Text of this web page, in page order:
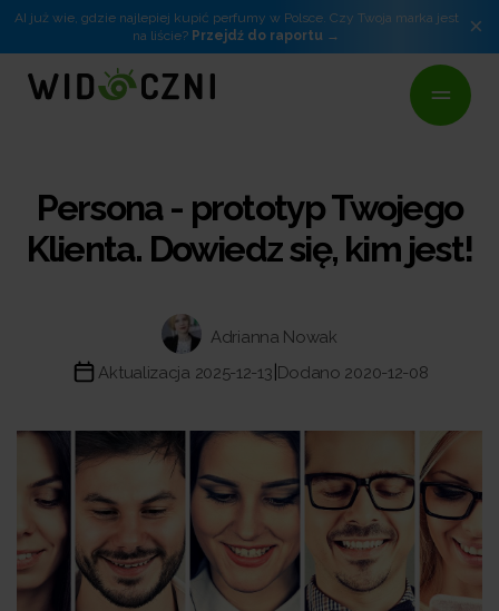
AI już wie, gdzie najlepiej kupić perfumy w Polsce. Czy Twoja marka jest
na liście? Przejdź do raportu ×
Persona - prototyp Twojego
Klienta. Dowiedz się, kim jest!
Adrianna Nowak
Aktualizacja 2025-12-13 Dodano 2020-12-08